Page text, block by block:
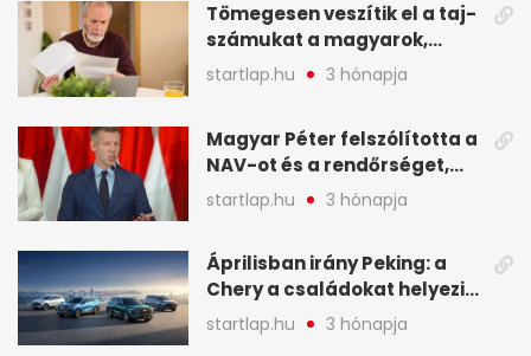
legfontosabb hírei
képekben
Tömegesen veszítik el a taj-
számukat a magyarok,
sokak ellen eljárást indít a
NAV - A hét hírei képekben
startlap.hu 3 hónapja
Magyar Péter felszólította a
NAV-ot és a rendőrséget,
tartóztassák le a NER-es
oligarchákat - A hét
startlap.hu 3 hónapja
Áprilisban irány Peking: a
Chery a családokat helyezi
globális mobilitási
programja középpontjába
startlap.hu 3 hónapja